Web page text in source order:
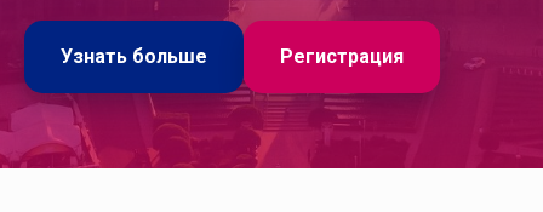
Узнать больше Регистрация